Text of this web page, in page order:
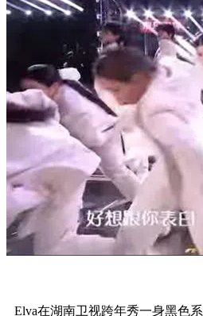
Elva在湖南卫视跨年秀一身黑色